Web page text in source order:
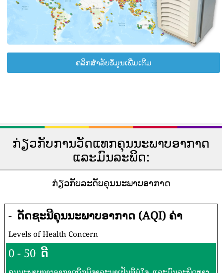
ຄລິກສຳລັບຂໍ້ມູນເພີ່ມເຕີມ
ກ່ຽວກັບການວັດແທກຄຸນນະພາບອາກາດ
ແລະມົນລະພິດ:
ກ່ຽວກັບລະດັບຄຸນນະພາບອາກາດ
- ດັດຊະນີຄຸນນະພາບອາກາດ (AQI) ຄ່າ
Levels of Health Concern
0 - 50 ດີ